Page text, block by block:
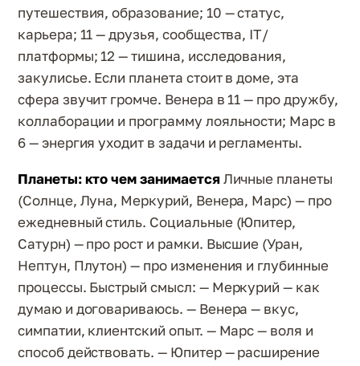
путешествия, образование; 10 — статус,
карьера; 11 — друзья, сообщества, IT/
платформы; 12 — тишина, исследования,
закулисье. Если планета стоит в доме, эта
сфера звучит громче. Венера в 11 — про дружбу,
коллаборации и программу лояльности; Марс в
6 — энергия уходит в задачи и регламенты.
Планеты: кто чем занимаетсяЛичные планеты
(Солнце, Луна, Меркурий, Венера, Марс) — про
ежедневный стиль. Социальные (Юпитер,
Сатурн) — про рост и рамки. Высшие (Уран,
Нептун, Плутон) — про изменения и глубинные
процессы. Быстрый смысл: — Меркурий — как
думаю и договариваюсь. — Венера — вкус,
симпатии, клиентский опыт. — Марс — воля и
способ действовать. — Юпитер — расширение